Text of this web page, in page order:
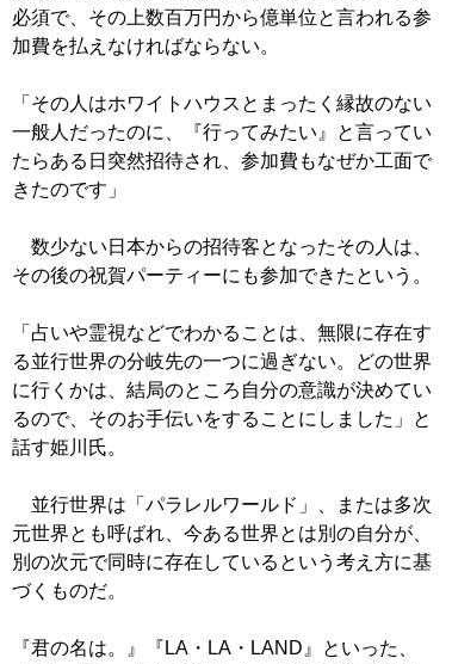
必須で、その上数百万円から億単位と言われる参
加費を払えなければならない。
「その人はホワイトハウスとまったく縁故のない
一般人だったのに、『行ってみたい』と言ってい
たらある日突然招待され、参加費もなぜか工面で
きたのです」
数少ない日本からの招待客となったその人は、
その後の祝賀パーティーにも参加できたという。
「占いや霊視などでわかることは、無限に存在す
る並行世界の分岐先の一つに過ぎない。どの世界
に行くかは、結局のところ自分の意識が決めてい
るので、そのお手伝いをすることにしました」と
話す姫川氏。
並行世界は「パラレルワールド」、または多次
元世界とも呼ばれ、今ある世界とは別の自分が、
別の次元で同時に存在しているという考え方に基
づくものだ。
『君の名は。』『LA・LA・LAND』といった、